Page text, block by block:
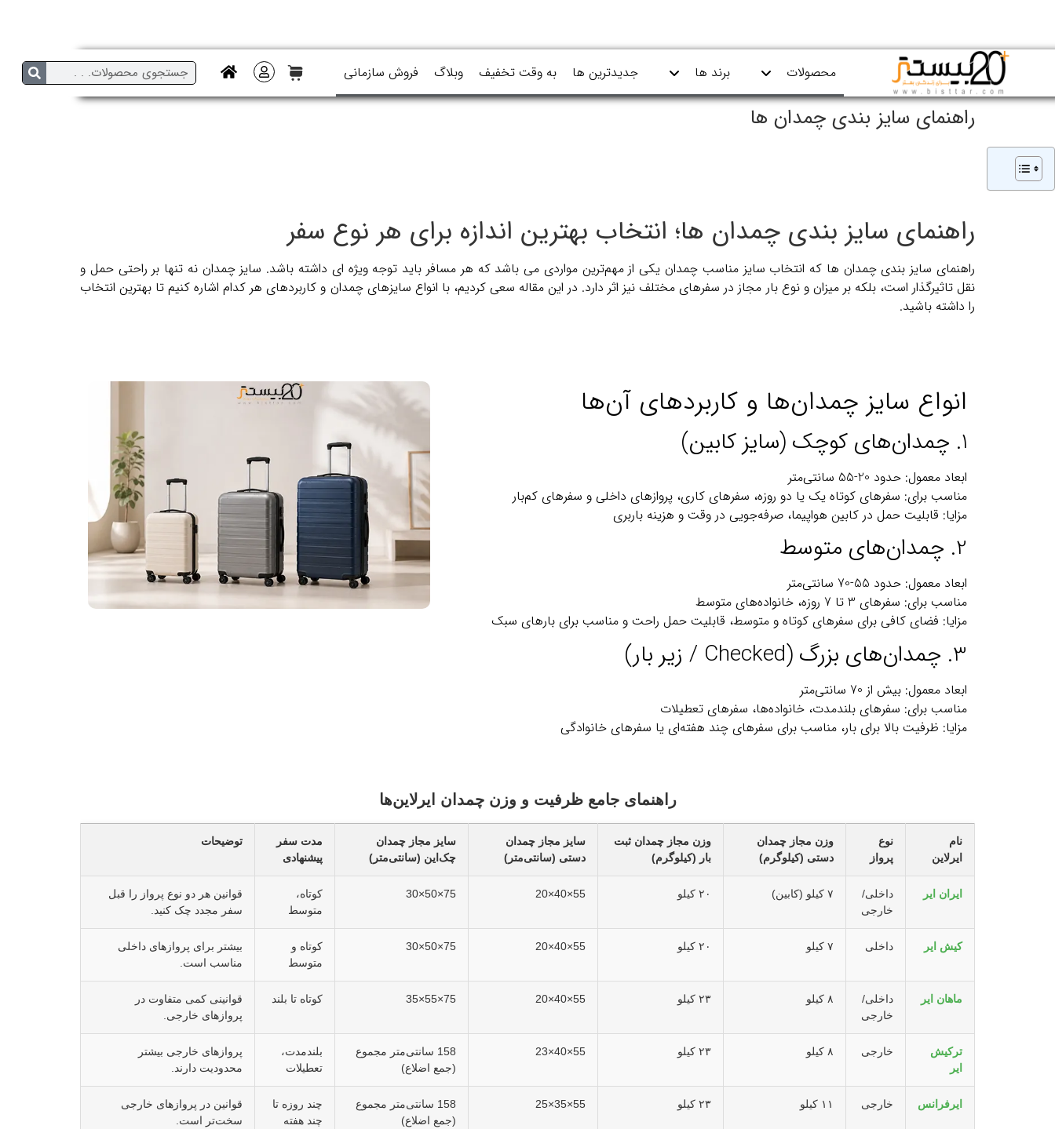
محصولات برند ها جدیدترین ها به وقت تخفیف وبلاگ فروش سازمانی
راهنمای سایز بندی چمدان ها
راهنمای سایز بندی چمدان ها؛ انتخاب بهترین اندازه برای هر نوع سفر
راهنمای سایز بندی چمدان ها که انتخاب سایز مناسب چمدان یکی از مهم‌ترین مواردی می باشد که هر مسافر باید توجه ویژه ای داشته باشد. سایز چمدان نه تنها بر راحتی حمل و
نقل تاثیرگذار است، بلکه بر میزان و نوع بار مجاز در سفرهای مختلف نیز اثر دارد. در این مقاله سعی کردیم، با انواع سایزهای چمدان و کاربردهای هر کدام اشاره کنیم تا بهترین انتخاب
را داشته باشید.
انواع سایز چمدان‌ها و کاربردهای آن‌ها
1. چمدان‌های کوچک (سایز کابین)
ابعاد معمول: حدود 20-55 سانتی‌متر
مناسب برای: سفرهای کوتاه یک یا دو روزه، سفرهای کاری، پروازهای داخلی و سفرهای کم‌بار
مزایا: قابلیت حمل در کابین هواپیما، صرفه‌جویی در وقت و هزینه باربری
2. چمدان‌های متوسط
ابعاد معمول: حدود 55-70 سانتی‌متر
مناسب برای: سفرهای 3 تا 7 روزه، خانواده‌های متوسط
مزایا: فضای کافی برای سفرهای کوتاه و متوسط، قابلیت حمل راحت و مناسب برای بارهای سبک
3. چمدان‌های بزرگ (Checked / زیر بار)
ابعاد معمول: بیش از 70 سانتی‌متر
مناسب برای: سفرهای بلندمدت، خانواده‌ها، سفرهای تعطیلات
مزایا: ظرفیت بالا برای بار، مناسب برای سفرهای چند هفته‌ای یا سفرهای خانوادگی
راهنمای جامع ظرفیت و وزن چمدان ایرلاین‌ها
نام
ایرلاین
نوع
پرواز
وزن مجاز چمدان
دستی (کیلوگرم)
وزن مجاز چمدان ثبت
بار (کیلوگرم)
سایز مجاز چمدان
دستی (سانتی‌متر)
سایز مجاز چمدان
چک‌این (سانتی‌متر)
مدت سفر
پیشنهادی
توضیحات
ایران ایر
داخلی/
خارجی
۷ کیلو (کابین) ۲۰ کیلو 55×40×20
75×50×30
کوتاه،
متوسط
قوانین هر دو نوع پرواز را قبل
سفر مجدد چک کنید.
کیش ایر داخلی ۷ کیلو ۲۰ کیلو 55×40×20
75×50×30
کوتاه و
متوسط
بیشتر برای پروازهای داخلی
مناسب است.
ماهان ایر
داخلی/
خارجی
۸ کیلو ۲۳ کیلو 55×40×20
75×55×35 کوتاه تا بلند
قوانینی کمی متفاوت در
پروازهای خارجی.
ترکیش
ایر
خارجی ۸ کیلو ۲۳ کیلو 55×40×23
158 سانتی‌متر مجموع
(جمع اضلاع)
بلندمدت،
تعطیلات
پروازهای خارجی بیشتر
محدودیت دارند.
ایرفرانس خارجی ۱۱ کیلو ۲۳ کیلو 55×35×25
158 سانتی‌متر مجموع
(جمع اضلاع)
چند روزه تا
چند هفته
قوانین در پروازهای خارجی
سخت‌تر است.